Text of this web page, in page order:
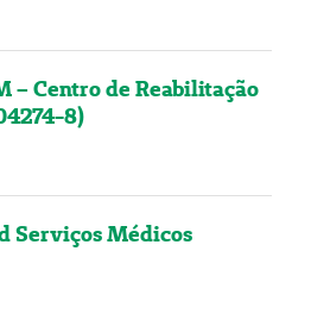
– Centro de Reabilitação
8)
Serviços Médicos